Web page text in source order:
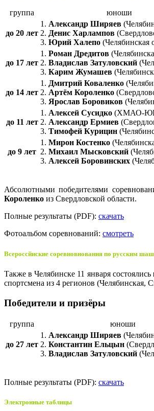
группа юноши
до 20 лет
1. Александр Ширяев
2. Денис Харлампов
3. Юрий Халепо (Челябинская
до 17 лет
1. Роман Дредитов
2. Владислав Затуловский
3. Карим Жумашев
до 14 лет
1. Дмитрий Коваленко
2. Артём Короленко
3. Ярослав Боровиков
до 11 лет
1. Алексей Сусидко (ХМАО-
2. Александр Ермиев
3. Тимофей Курицин
до 9 лет
1. Мирон Костенко
2. Михаил Мысковский
3. Алексей Боровинских
Абсолютными победителями
Короленко из Свердловской области.
Полные результаты (PDF): скачать
Фотоальбом соревнований: смотреть
Всероссйиские соревновнования по русским
Также в Челябинске 11 января состоялись
спортсмена из 4 регионов
Победители и призёры
группа юноши
до 27 лет
1. Александр Ширяев
2. Константин Ельцын
3. Владислав Затуловский
Полные результаты (PDF): скачать
Электронные таблицы